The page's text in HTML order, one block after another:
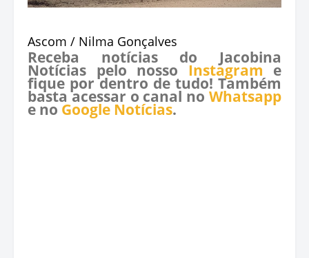
Ascom / Nilma Gonçalves
Receba notícias do Jacobina
Notícias pelo nosso Instagram e
fique por dentro de tudo! Também
basta acessar o canal no Whatsapp
e no Google Notícias.